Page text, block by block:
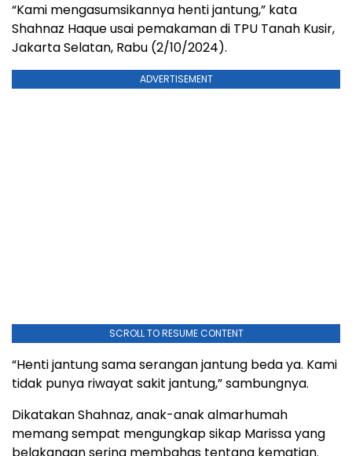
“Kami mengasumsikannya henti jantung,” kata
Shahnaz Haque usai pemakaman di TPU Tanah Kusir,
Jakarta Selatan, Rabu (2/10/2024).
ADVERTISEMENT
SCROLL TO RESUME CONTENT
“Henti jantung sama serangan jantung beda ya. Kami
tidak punya riwayat sakit jantung,” sambungnya.
Dikatakan Shahnaz, anak-anak almarhumah
memang sempat mengungkap sikap Marissa yang